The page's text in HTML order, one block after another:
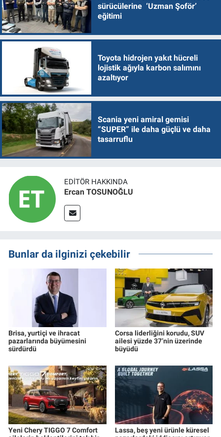
sürücülerine ‘Uzman Şoför’
eğitimi
Toyota hidrojen yakıt hücreli
lojistik ağıyla karbon salımını
azaltıyor
Scania yeni amiral gemisi
“SUPER” ile daha güçlü ve daha
tasarruflu
EDITÖR HAKKINDA
Ercan TOSUNOĞLU
Bunlar da ilginizi çekebilir
Brisa, yurtiçi ve ihracat
pazarlarında büyümesini
sürdürdü
Corsa liderliğini korudu, SUV
ailesi yüzde 37’nin üzerinde
büyüdü
Yeni Chery TIGGO 7 Comfort
Lassa, beş yeni ürünle küresel